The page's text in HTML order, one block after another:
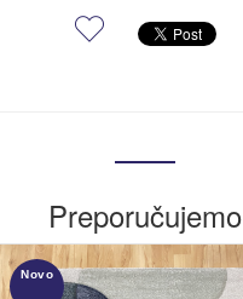
Preporučujemo
Novo